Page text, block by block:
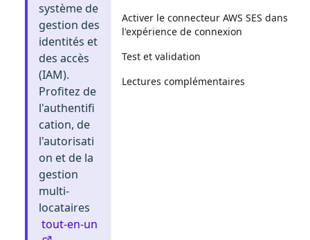
système de
gestion des
identités et
des accès
(IAM).
Profitez de
l'authentifi
cation, de
l'autorisati
on et de la
gestion
multi-
locataires
tout-en-un
Activer le connecteur AWS SES dans
l'expérience de connexion
Test et validation
Lectures complémentaires